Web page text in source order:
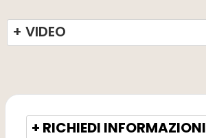
+ VIDEO
+ RICHIEDI INFORMAZIONI